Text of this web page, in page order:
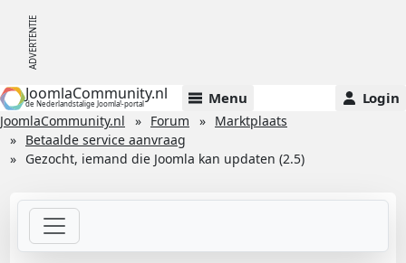
JoomlaCommunity.nl
de Nederlandstalige Joomla!-portal Menu Login
JoomlaCommunity.nl Forum
Marktplaats
Betaalde service aanvraag
Gezocht, iemand die Joomla kan updaten (2.5)